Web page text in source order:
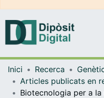
Inici Recerca